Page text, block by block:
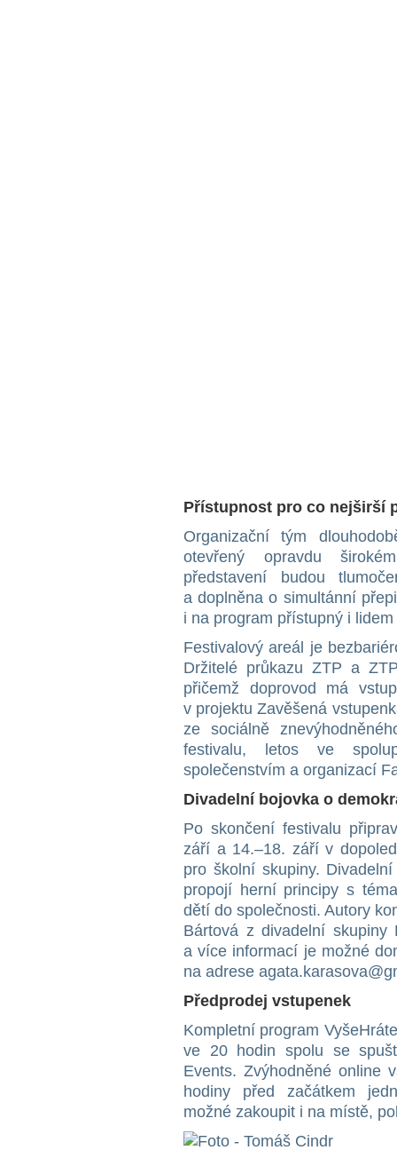
Přístupnost pro co nejširší
Organizační tým
otevřený opravdu
představení budou
a doplněna o simultánní
i na program přístupný i
Festivalový areál je
Držitelé průkazu ZTP a
přičemž doprovod má
v projektu Zavěšená
ze sociálně
festivalu, letos ve
společenstvím a organizací
Divadelní bojovka o
Po skončení festivalu
září a 14.–18. září v
pro školní skupiny.
propojí herní principy s
dětí do společnosti. Autory
Bártová z divadelní skupiny
a více informací je možné
na adrese
Předprodej vstupenek
Kompletní program
ve 20 hodin spolu se
Events. Zvýhodněné online
hodiny před začátkem
možné zakoupit i na místě,